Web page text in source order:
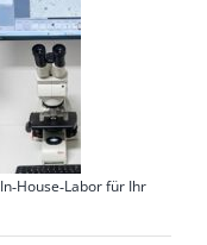
für Ihr